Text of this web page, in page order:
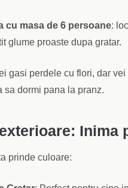
cu masa de 6 persoane:
glume proaste dupa gratar.
gasi perdele cu flori, dar
sa dormi pana la pranz.
Inima
prinde culoare: